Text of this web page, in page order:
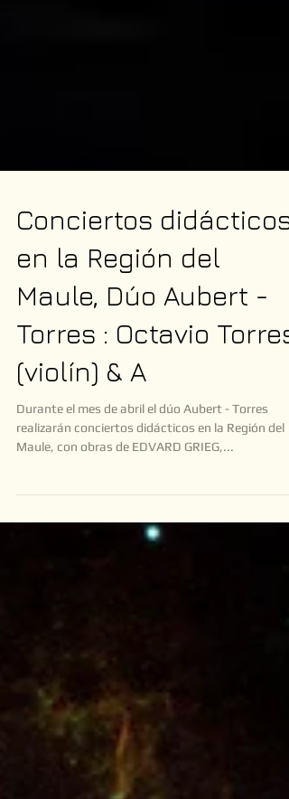
Conciertos didácticos
en la Región del
Maule, Dúo Aubert -
Torres : Octavio Torres
(violín) & A
Durante el mes de abril el dúo Aubert - Torres